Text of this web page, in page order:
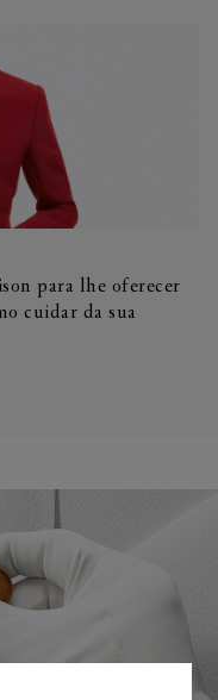
para lhe oferecer
cuidar da sua